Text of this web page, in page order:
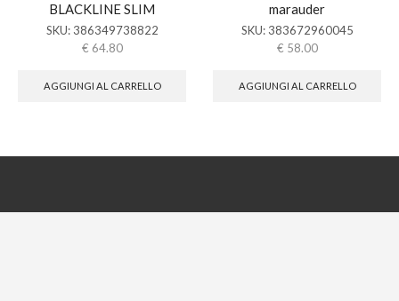
BLACKLINE SLIM
SKU: 386349738822
€ 64.80
AGGIUNGI AL CARRELLO
marauder
SKU: 383672960045
€ 58.00
AGGIUNGI AL CARRELLO